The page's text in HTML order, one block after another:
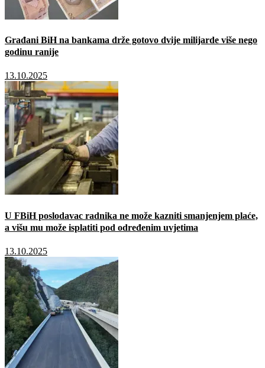
Građani BiH na bankama drže gotovo dvije milijarde više nego
godinu ranije
13.10.2025
U FBiH poslodavac radnika ne može kazniti smanjenjem plaće,
a višu mu može isplatiti pod određenim uvjetima
13.10.2025